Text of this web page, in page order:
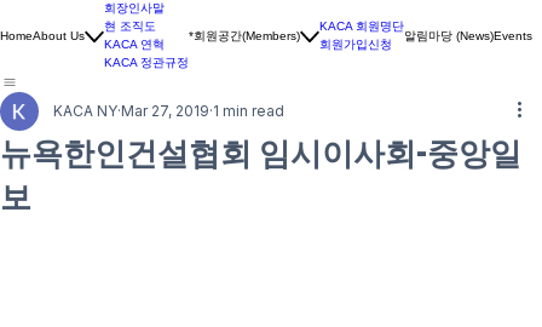
HomeAbout Us
회장인사말
현 조직도
KACA 연혁
KACA 정관규정
*회원공간(Members)
KACA 회원명단
회원가입신청
알림마당 (News)Events
뉴욕한인건설협회 임시이사회-중앙일
보
KACA NY Mar 27, 2019 1 min read